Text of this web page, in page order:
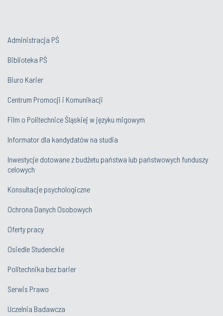
Administracja PŚ
Biblioteka PŚ
Biuro Karier
Centrum Promocji i Komunikacji
Film o Politechnice Śląskiej w języku migowym
Informator dla kandydatów na studia
Inwestycje dotowane z budżetu państwa lub państwowych funduszy
celowych
Konsultacje psychologiczne
Ochrona Danych Osobowych
Oferty pracy
Osiedle Studenckie
Politechnika bez barier
Serwis Prawo
Uczelnia Badawcza